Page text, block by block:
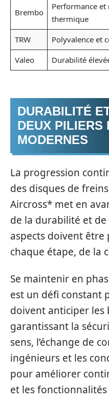
Brembo
Performance et
thermique
TRW Polyvalence et
Valeo
Durabilité
DURABILITÉ
DEUX PILIERS
MODERNES
La progression
des disques de
Aircross* met en
de la durabilité et de
aspects doivent
chaque étape, de la
Se maintenir en
est un défi constant
doivent anticiper les
garantissant la
sens, l’échange de
ingénieurs et les
pour améliorer
et les